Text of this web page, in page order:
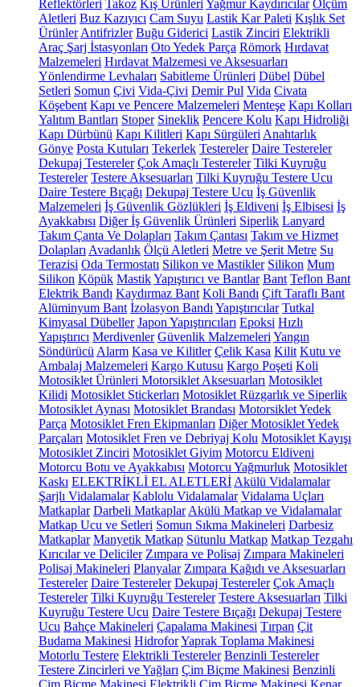
Reflektörleri Takoz Kış Ürünleri Yağmur Kaydırıcılar Ölçüm
Aletleri Buz Kazıyıcı Cam Suyu Lastik Kar Paleti Kışlık Set
Ürünler Antifrizler Buğu Giderici Lastik Zinciri Elektrikli
Araç Şarj İstasyonları Oto Yedek Parça Römork Hırdavat
Malzemeleri Hırdavat Malzemesi ve Aksesuarları
Yönlendirme Levhaları Sabitleme Ürünleri Dübel Dübel
Setleri Somun Çivi Vida-Çivi Demir Pul Vida Civata
Köşebent Kapı ve Pencere Malzemeleri Menteşe Kapı Kolları
Yalıtım Bantları Stoper Sineklik Pencere Kolu Kapı Hidroliği
Kapı Dürbünü Kapı Kilitleri Kapı Sürgüleri Anahtarlık
Gönye Posta Kutuları Tekerlek Testereler Daire Testereler
Dekupaj Testereler Çok Amaçlı Testereler Tilki Kuyruğu
Testereler Testere Aksesuarları Tilki Kuyruğu Testere Ucu
Daire Testere Bıçağı Dekupaj Testere Ucu İş Güvenlik
Malzemeleri İş Güvenlik Gözlükleri İş Eldiveni İş Elbisesi İş
Ayakkabısı Diğer İş Güvenlik Ürünleri Siperlik Lanyard
Takım Çanta Ve Dolapları Takım Çantası Takım ve Hizmet
Dolapları Avadanlık Ölçü Aletleri Metre ve Şerit Metre Su
Terazisi Oda Termostatı Silikon ve Mastikler Silikon Mum
Silikon Köpük MastikYapıştırıcı ve Bantlar Bant Teflon Bant
Elektrik Bandı Kaydırmaz Bant Koli Bandı Çift Taraflı Bant
Alüminyum Bant İzolasyon Bandı Yapıştırıcılar Tutkal
Kimyasal Dübeller Japon Yapıştırıcıları Epoksi Hızlı
Yapıştırıcı Merdivenler Güvenlik Malzemeleri Yangın
Söndürücü Alarm Kasa ve Kilitler Çelik Kasa Kilit Kutu ve
Ambalaj Malzemeleri Kargo Kutusu Kargo Poşeti Koli
Motosiklet Ürünleri Motorsiklet Aksesuarları Motosiklet
Kilidi Motosiklet Stickerları Motosiklet Rüzgarlık ve Siperlik
Motosiklet Aynası Motosiklet Brandası Motorsiklet Yedek
Parça Motosiklet Fren Ekipmanları Diğer Motosiklet Yedek
Parçaları Motosiklet Fren ve Debriyaj Kolu Motosiklet Kayışı
Motosiklet Zinciri Motosiklet Giyim Motorcu Eldiveni
Motorcu Botu ve Ayakkabısı Motorcu Yağmurluk Motosiklet
Kaskı ELEKTRİKLİ EL ALETLERİ Akülü Vidalamalar
Şarjlı Vidalamalar Kablolu Vidalamalar Vidalama Uçları
Matkaplar Darbeli Matkaplar Akülü Matkap ve Vidalamalar
Matkap Ucu ve Setleri Somun Sıkma Makineleri Darbesiz
Matkaplar Manyetik Matkap Sütunlu Matkap Matkap Tezgahı
Kırıcılar ve Deliciler Zımpara ve Polisaj Zımpara Makineleri
Polisaj Makineleri Planyalar Zımpara Kağıdı ve Aksesuarları
Testereler Daire Testereler Dekupaj Testereler Çok Amaçlı
Testereler Tilki Kuyruğu Testereler Testere Aksesuarları Tilki
Kuyruğu Testere Ucu Daire Testere Bıçağı Dekupaj Testere
Ucu Bahçe Makineleri Çapalama Makinesi Tırpan Çit
Budama Makinesi HidroforYaprak Toplama Makinesi
Motorlu Testere Elektrikli Testereler Benzinli Testereler
Testere Zincirleri ve Yağları Çim Biçme Makinesi Benzinli
Çim Biçme Makinesi Elektrikli Çim Biçme Makinesi Kenar